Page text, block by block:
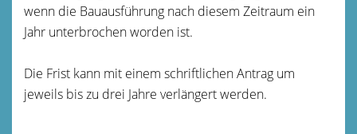
wenn die Bauausführung nach diesem Zeitraum ein
Jahr unterbrochen worden ist.
Die Frist kann mit einem schriftlichen Antrag um
jeweils bis zu drei Jahre verlängert werden.